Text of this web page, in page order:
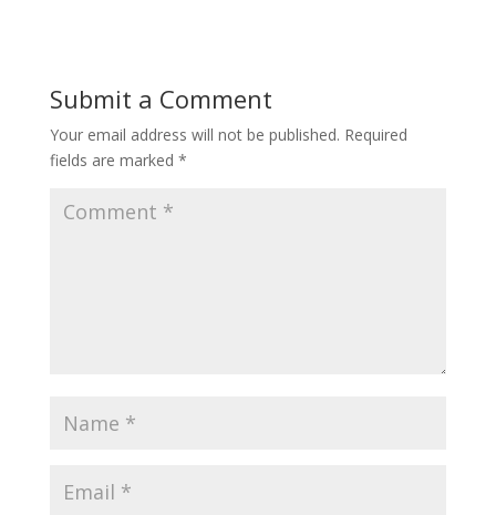
Submit a Comment
Your email address will not be published. Required
fields are marked *